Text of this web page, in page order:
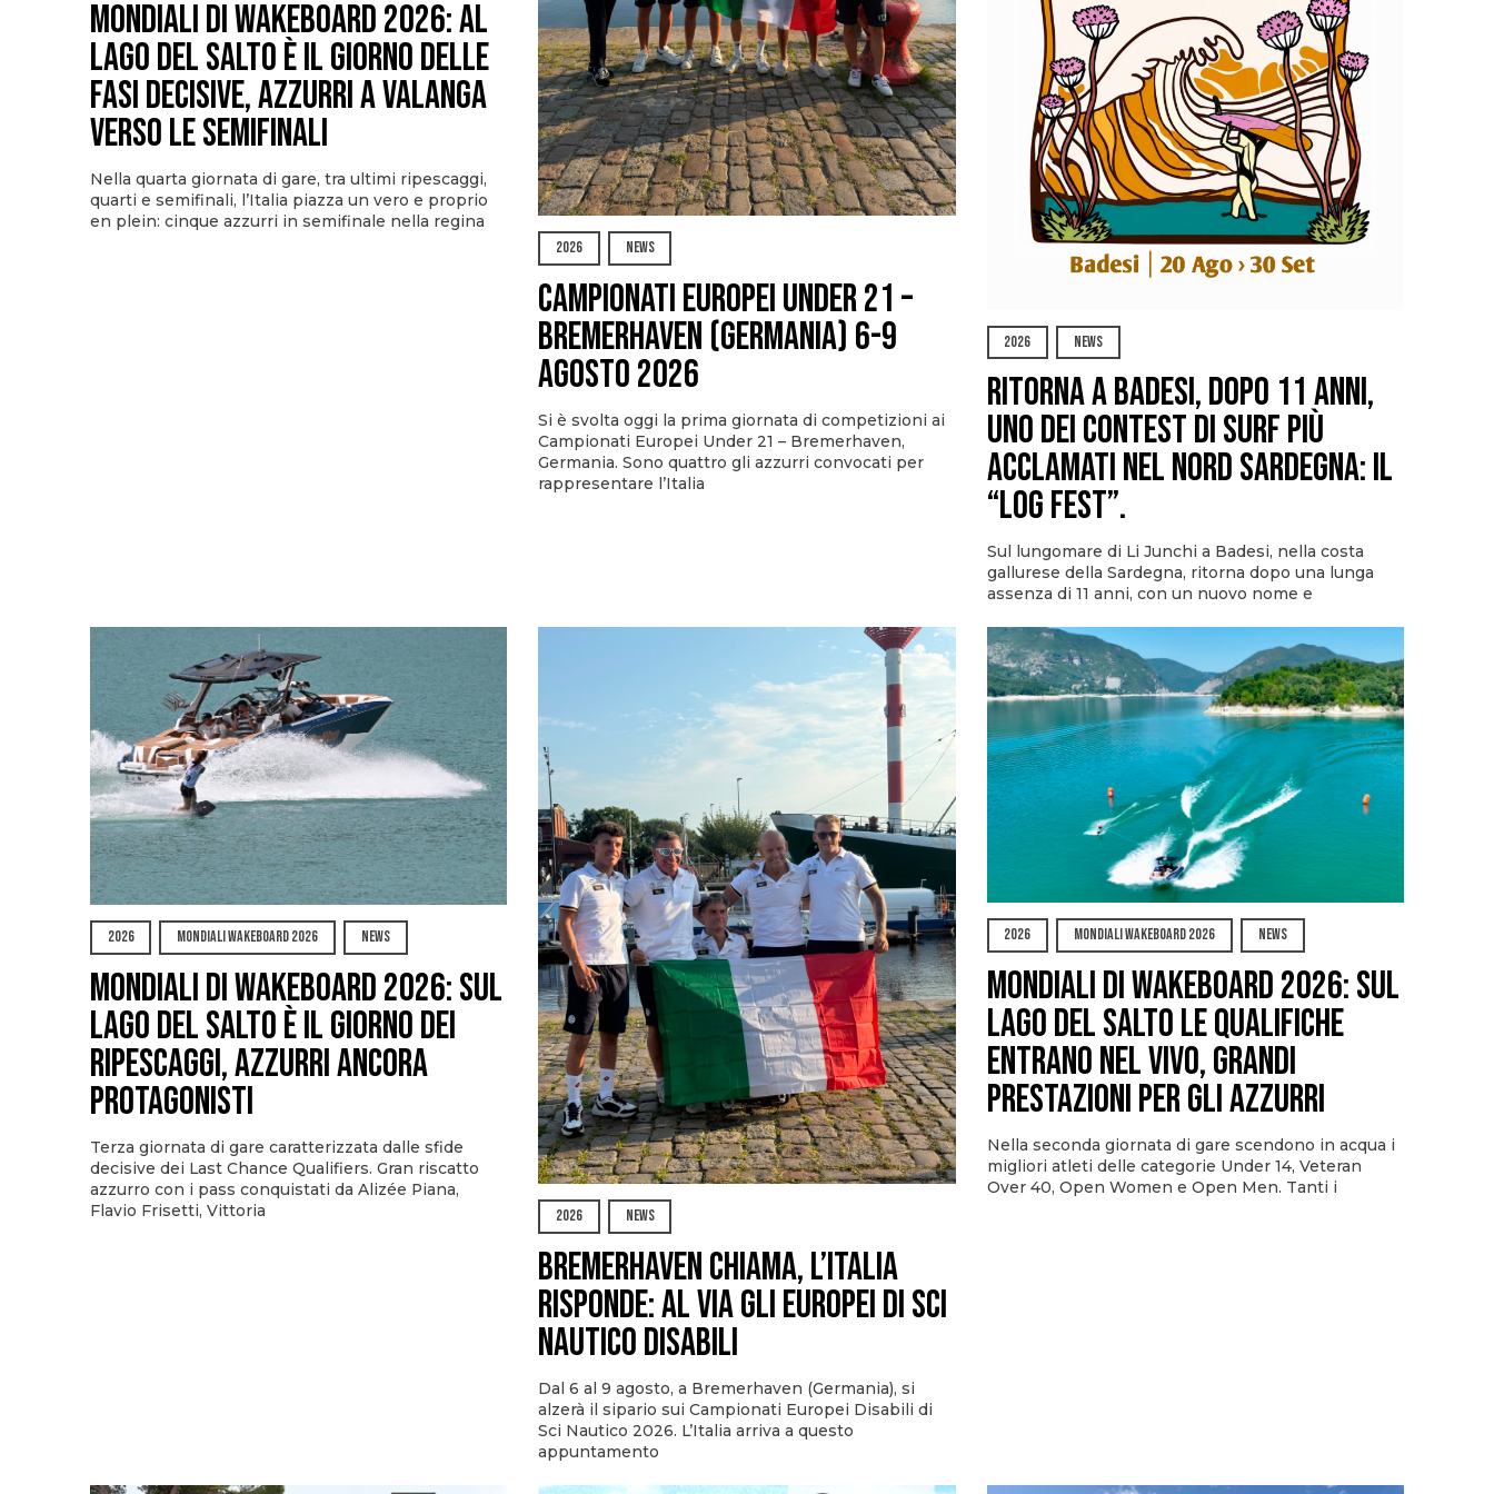
Mondiali di Wakeboard 2026: al
Lago del Salto è il giorno delle
fasi decisive, azzurri a valanga
verso le semifinali
Nella quarta giornata di gare, tra ultimi ripescaggi,
quarti e semifinali, l’Italia piazza un vero e proprio
en plein: cinque azzurri in semifinale nella regina
2026
NEWS
Campionati Europei Under 21 –
Bremerhaven (Germania) 6-9
agosto 2026
Si è svolta oggi la prima giornata di competizioni ai
Campionati Europei Under 21 – Bremerhaven,
Germania. Sono quattro gli azzurri convocati per
rappresentare l’Italia
2026 NEWS
Ritorna a Badesi, dopo 11 anni,
uno dei contest di surf più
acclamati nel nord Sardegna: il
“Log Fest”.
Sul lungomare di Li Junchi a Badesi, nella costa
gallurese della Sardegna, ritorna dopo una lunga
assenza di 11 anni, con un nuovo nome e
2026 MONDIALI WAKEBOARD 2026 NEWS
Mondiali di Wakeboard 2026: sul
Lago del Salto è il giorno dei
ripescaggi, azzurri ancora
protagonisti
Terza giornata di gare caratterizzata dalle sfide
decisive dei Last Chance Qualifiers. Gran riscatto
azzurro con i pass conquistati da Alizée Piana,
Flavio Frisetti, Vittoria
2026 NEWS
Bremerhaven chiama, l’Italia
risponde: al via gli Europei di Sci
Nautico Disabili
Dal 6 al 9 agosto, a Bremerhaven (Germania), si
alzerà il sipario sui Campionati Europei Disabili di
Sci Nautico 2026. L’Italia arriva a questo
appuntamento
2026 MONDIALI WAKEBOARD 2026 NEWS
Mondiali di Wakeboard 2026: sul
Lago del Salto le qualifiche
entrano nel vivo, grandi
prestazioni per gli azzurri
Nella seconda giornata di gare scendono in acqua i
migliori atleti delle categorie Under 14, Veteran
Over 40, Open Women e Open Men. Tanti i